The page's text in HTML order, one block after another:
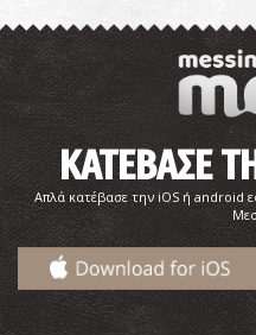
ΚΑΤΕΒΑΣΕ
Απλά κατέβασε την iOS ή android